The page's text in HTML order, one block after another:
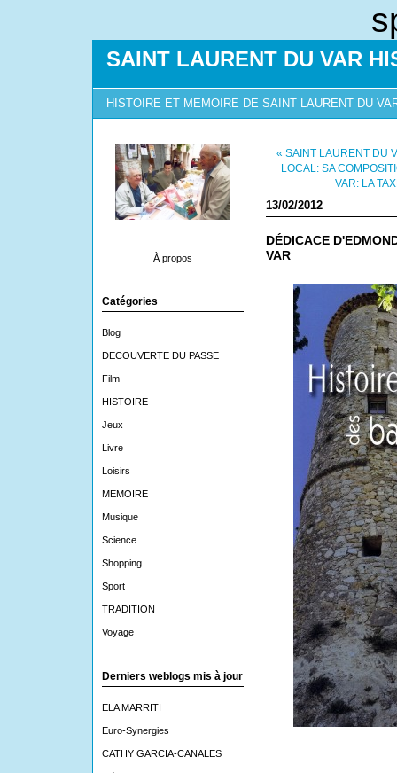
SAINT LAURENT DU VAR
HISTOIRE ET MEMOIRE DE SAINT LAURENT DU
À propos
Catégories
Blog
DECOUVERTE DU PASSE
Film
HISTOIRE
Jeux
Livre
Loisirs
MEMOIRE
Musique
Science
Shopping
Sport
TRADITION
Voyage
Derniers weblogs mis à jour
ELA MARRITI
Euro-Synergies
CATHY GARCIA-CANALES
« SAINT LAURENT DU
LOCAL: SA
VAR: LA
13/02/2012
DÉDICACE
VAR